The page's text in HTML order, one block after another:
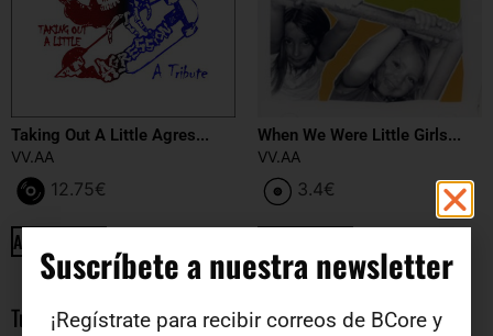
Taking Out A Little Agres...
VV.AA
12.75€
ADD TO CART
When We Were Little Girls...
VV.AA
3.4€
Tu opinion
Suscríbete a nuestra newsletter​
¡Regístrate para recibir correos de BCore y